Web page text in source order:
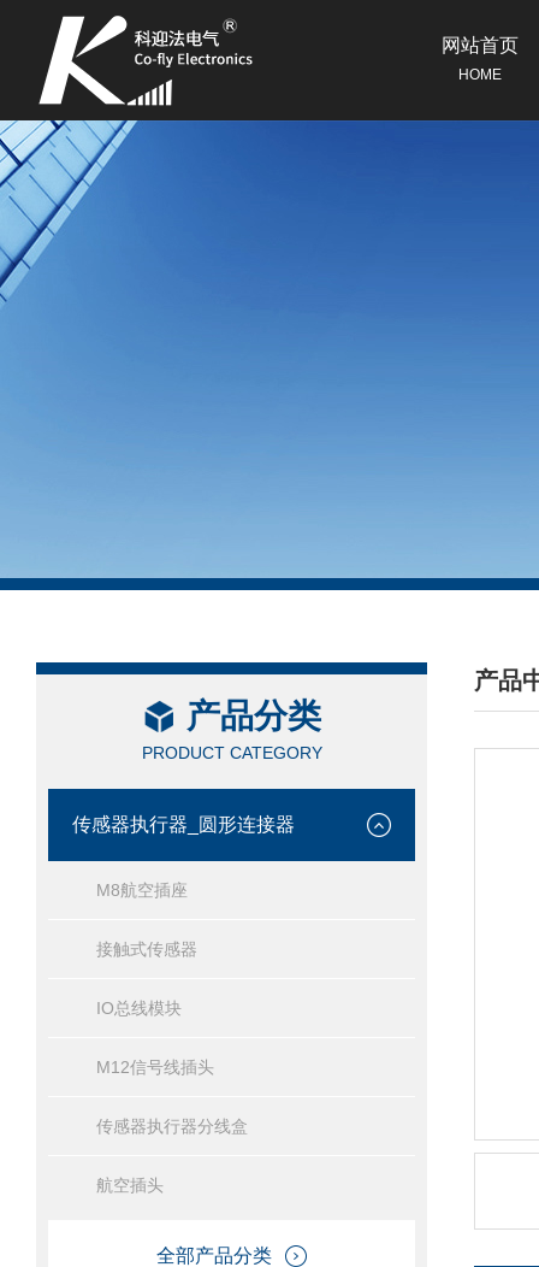
网站首页
HOME
产品分类
PRODUCT CATEGORY
传感器执行器_圆形连接器
M8航空插座
接触式传感器
IO总线模块
M12信号线插头
传感器执行器分线盒
航空插头
全部产品分类
产品
/